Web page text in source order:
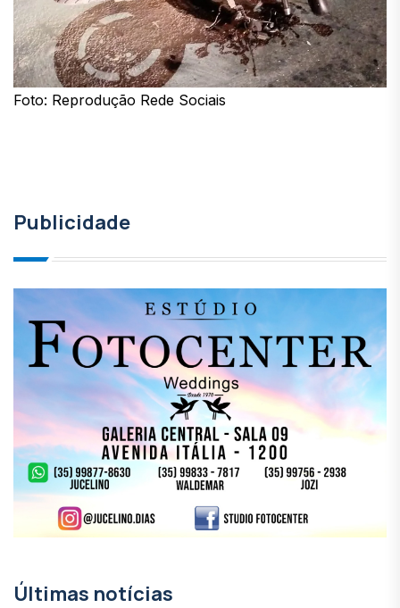
Foto: Reprodução Rede Sociais
Publicidade
Últimas notícias